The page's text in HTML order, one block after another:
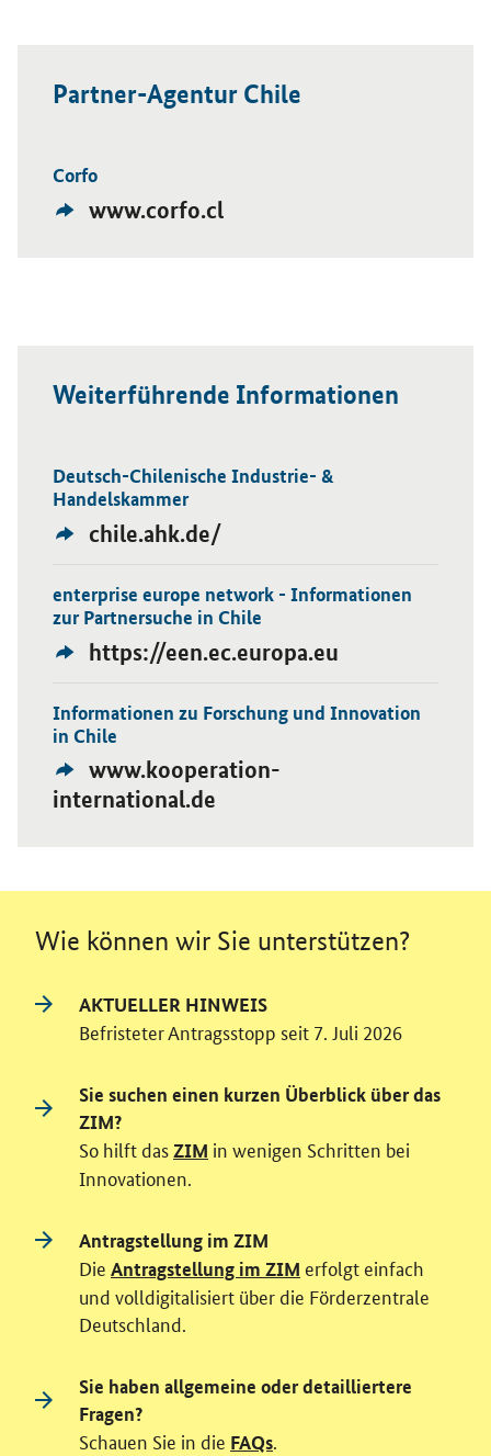
Partner-Agentur Chile
Corfo
Externer
www.corfo.cl
Öffnet Einzelsicht
Weiterführende Informationen
Deutsch-Chilenische Industrie- &
Handelskammer
Externer
chile.ahk.de/
Öffnet Einzelsicht
enterprise europe network - Informationen
zur Partnersuche in Chile
Externer
Link:
https://een.ec.europa.eu
Öffnet Einzelsicht
Informationen zu Forschung und Innovation
in Chile
Externer
Link:
www.kooperation-
international.de
Öffnet Einzelsicht
Wie können wir Sie unterstützen?
AKTUELLER HINWEIS
Befristeter Antragsstopp seit 7. Juli 2026
Sie suchen einen kurzen Überblick über das
ZIM?
So hilft dasZIM in wenigen Schritten bei
Innovationen.
Antragstellung im ZIM
Die Antragstellung im ZIM erfolgt einfach
und volldigitalisiert über die Förderzentrale
Deutschland.
Sie haben allgemeine oder detailliertere
Fragen?
Schauen Sie in die FAQs.